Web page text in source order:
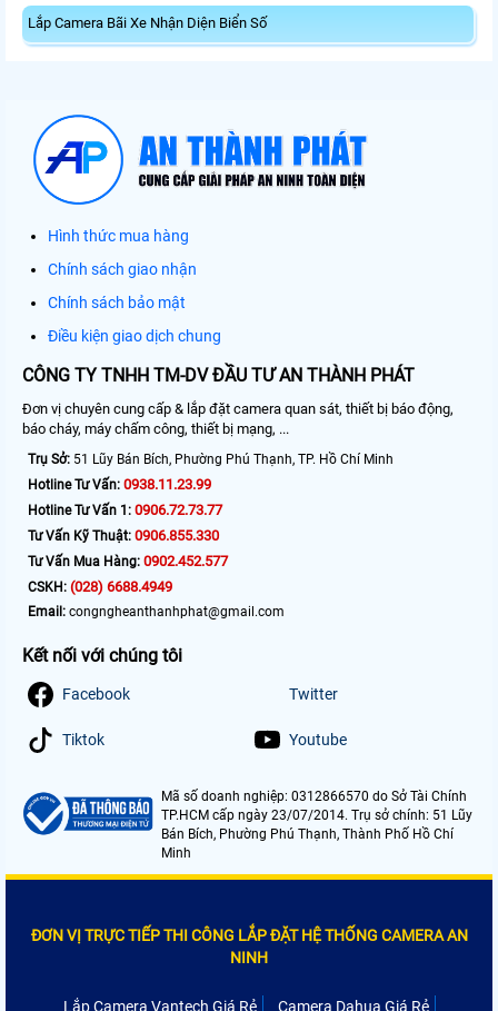
Lắp Camera Bãi Xe Nhận Diện Biển Số
Hình thức mua hàng
Chính sách giao nhận
Chính sách bảo mật
Điều kiện giao dịch chung
CÔNG TY TNHH TM-DV ĐẦU TƯ AN THÀNH PHÁT
Đơn vị chuyên cung cấp & lắp đặt camera quan sát, thiết bị báo động,
báo cháy, máy chấm công, thiết bị mạng, ...
Trụ Sở: 51 Lũy Bán Bích, Phường Phú Thạnh, TP. Hồ Chí Minh
Hotline Tư Vấn: 0938.11.23.99
Hotline Tư Vấn 1: 0906.72.73.77
Tư Vấn Kỹ Thuật: 0906.855.330
Tư Vấn Mua Hàng: 0902.452.577
CSKH: (028) 6688.4949
Email: congngheanthanhphat@gmail.com
Kết nối với chúng tôi
Facebook Twitter
Tiktok Youtube
Mã số doanh nghiệp: 0312866570 do Sở Tài Chính
TP.HCM cấp ngày 23/07/2014. Trụ sở chính: 51 Lũy
Bán Bích, Phường Phú Thạnh, Thành Phố Hồ Chí
Minh
ĐƠN VỊ TRỰC TIẾP THI CÔNG LẮP ĐẶT HỆ THỐNG CAMERA AN
NINH
Lắp Camera Vantech Giá Rẻ Camera Dahua Giá Rẻ